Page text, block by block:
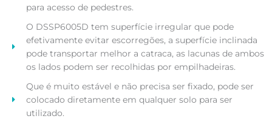
para acesso de pedestres.
O DSSP6005D tem superfície irregular que pode
efetivamente evitar escorregões, a superfície inclinada
pode transportar melhor a catraca, as lacunas de ambos
os lados podem ser recolhidas por empilhadeiras.
Que é muito estável e não precisa ser fixado, pode ser
colocado diretamente em qualquer solo para ser
utilizado.